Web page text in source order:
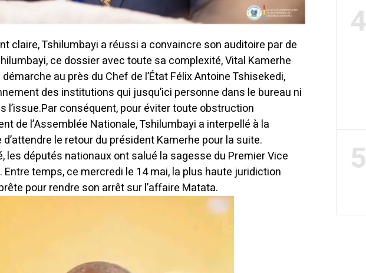
claire, Tshilumbayi a réussi a convaincre son auditoire par de
ce dossier avec toute sa complexité, Vital Kamerhe
au près du Chef de l’État Félix Antoine Tshisekedi,
des institutions qui jusqu’ici personne dans le bureau ni
l’issue.Par conséquent, pour éviter toute obstruction
de l’Assemblée Nationale, Tshilumbayi a interpellé à la
le retour du président Kamerhe pour la suite.
les députés nationaux ont salué la sagesse du Premier Vice
temps, ce mercredi le 14 mai, la plus haute juridiction
pour rendre son arrêt sur l’affaire Matata.
4
5